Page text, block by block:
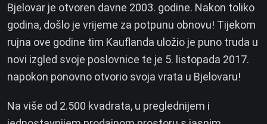
Bjelovar je otvoren davne 2003. godine. Nakon toliko
godina, došlo je vrijeme za potpunu obnovu! Tijekom
rujna ove godine tim Kauflanda uložio je puno truda u
novi izgled svoje poslovnice te je 5. listopada 2017.
napokon ponovno otvorio svoja vrata u Bjelovaru!
Na više od 2.500 kvadrata, u preglednijem i